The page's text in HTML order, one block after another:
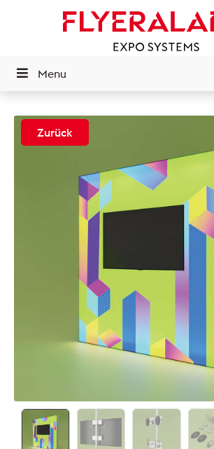
Menu
Zurück